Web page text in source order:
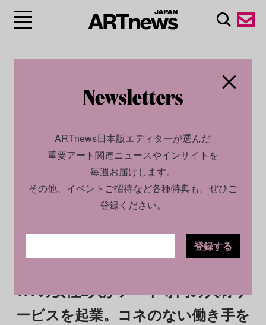
2024.03.01
NYの女性2人がアート専門の人材サ
ービスを起業。コネのない働き手を
ARTnews日本版エディターが選んだ
重要アート関連ニュースやインサイトを
毎週お届けします。
その他、イベントご招待など各種特典も。ぜひご
登録ください。
登録する